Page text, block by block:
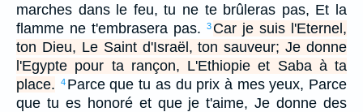
marches dans le feu, tu ne te brûleras pas, Et la
flamme ne t'embrasera pas.
3 Car je suis l'Eternel,
ton Dieu, Le Saint d'Israël, ton sauveur; Je donne
l'Egypte pour ta rançon, L'Ethiopie et Saba à ta
place.
4 Parce que tu as du prix à mes yeux, Parce
que tu es honoré et que je t'aime, Je donne des